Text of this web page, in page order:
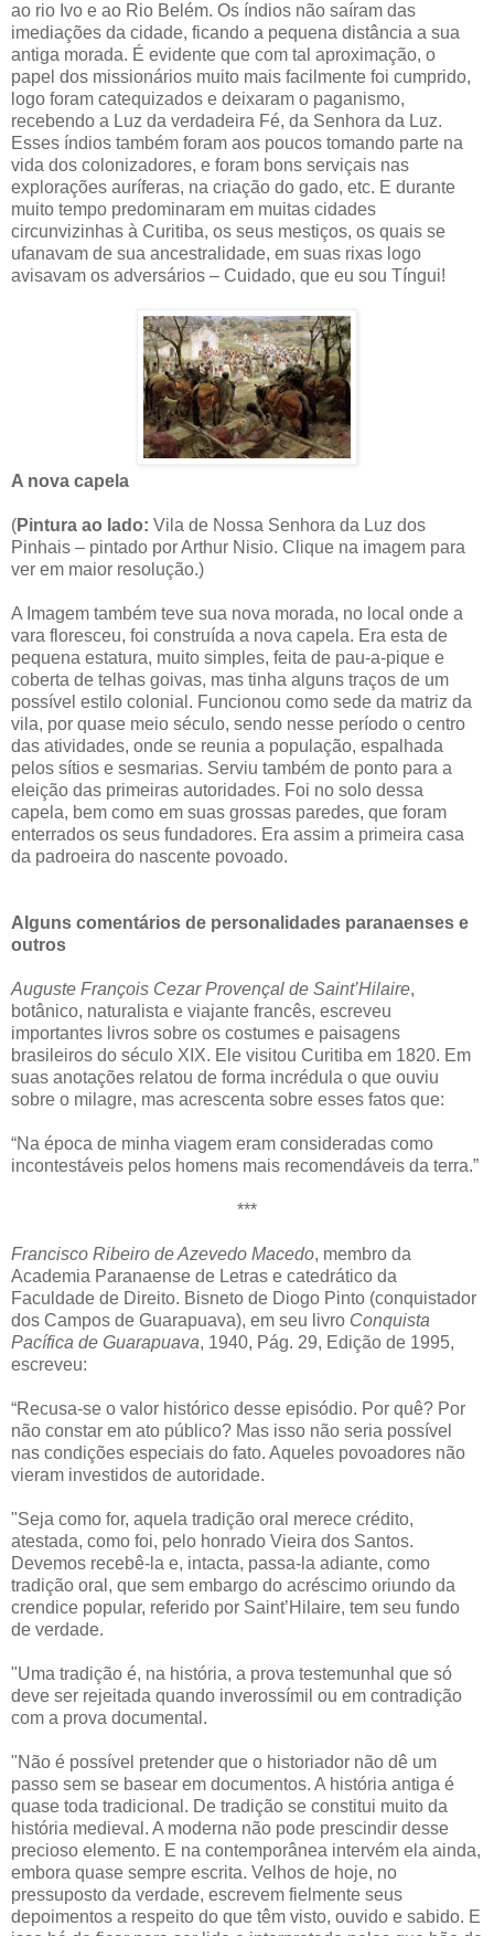
ao rio Ivo e ao Rio Belém. Os índios não saíram das
imediações da cidade, ficando a pequena distância a sua
antiga morada. É evidente que com tal aproximação, o
papel dos missionários muito mais facilmente foi cumprido,
logo foram catequizados e deixaram o paganismo,
recebendo a Luz da verdadeira Fé, da Senhora da Luz.
Esses índios também foram aos poucos tomando parte na
vida dos colonizadores, e foram bons serviçais nas
explorações auríferas, na criação do gado, etc. E durante
muito tempo predominaram em muitas cidades
circunvizinhas à Curitiba, os seus mestiços, os quais se
ufanavam de sua ancestralidade, em suas rixas logo
avisavam os adversários – Cuidado, que eu sou Tíngui!
A nova capela
(Pintura ao lado: Vila de Nossa Senhora da Luz dos
Pinhais – pintado por Arthur Nisio. Clique na imagem para
ver em maior resolução.)
A Imagem também teve sua nova morada, no local onde a
vara floresceu, foi construída a nova capela. Era esta de
pequena estatura, muito simples, feita de pau-a-pique e
coberta de telhas goivas, mas tinha alguns traços de um
possível estilo colonial. Funcionou como sede da matriz da
vila, por quase meio século, sendo nesse período o centro
das atividades, onde se reunia a população, espalhada
pelos sítios e sesmarias. Serviu também de ponto para a
eleição das primeiras autoridades. Foi no solo dessa
capela, bem como em suas grossas paredes, que foram
enterrados os seus fundadores. Era assim a primeira casa
da padroeira do nascente povoado.
Alguns comentários de personalidades paranaenses e
outros
Auguste François Cezar Provençal de Saint’Hilaire,
botânico, naturalista e viajante francês, escreveu
importantes livros sobre os costumes e paisagens
brasileiros do século XIX. Ele visitou Curitiba em 1820. Em
suas anotações relatou de forma incrédula o que ouviu
sobre o milagre, mas acrescenta sobre esses fatos que:
“Na época de minha viagem eram consideradas como
incontestáveis pelos homens mais recomendáveis da terra.”
***
Francisco Ribeiro de Azevedo Macedo, membro da
Academia Paranaense de Letras e catedrático da
Faculdade de Direito. Bisneto de Diogo Pinto (conquistador
dos Campos de Guarapuava), em seu livro Conquista
Pacífica de Guarapuava, 1940, Pág. 29, Edição de 1995,
escreveu:
“Recusa-se o valor histórico desse episódio. Por quê? Por
não constar em ato público? Mas isso não seria possível
nas condições especiais do fato. Aqueles povoadores não
vieram investidos de autoridade.
"Seja como for, aquela tradição oral merece crédito,
atestada, como foi, pelo honrado Vieira dos Santos.
Devemos recebê-la e, intacta, passa-la adiante, como
tradição oral, que sem embargo do acréscimo oriundo da
crendice popular, referido por Saint’Hilaire, tem seu fundo
de verdade.
"Uma tradição é, na história, a prova testemunhal que só
deve ser rejeitada quando inverossímil ou em contradição
com a prova documental.
"Não é possível pretender que o historiador não dê um
passo sem se basear em documentos. A história antiga é
quase toda tradicional. De tradição se constitui muito da
história medieval. A moderna não pode prescindir desse
precioso elemento. E na contemporânea intervém ela ainda,
embora quase sempre escrita. Velhos de hoje, no
pressuposto da verdade, escrevem fielmente seus
depoimentos a respeito do que têm visto, ouvido e sabido. E